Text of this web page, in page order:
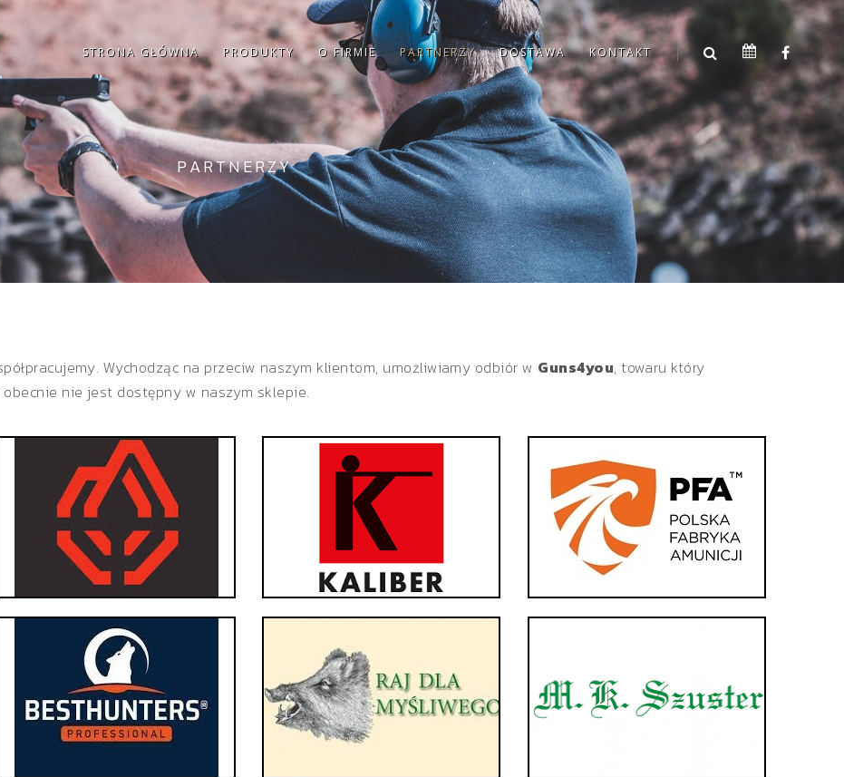
STRONA GŁÓWNA PRODUKTY O FIRMIE PARTNERZY DOSTAWA KONTAKT
PARTNERZY
Wychodząc na przeciw naszym klientom, umożliwiamy odbiór w Guns4you, towaru który
nie jest dostępny w naszym sklepie.